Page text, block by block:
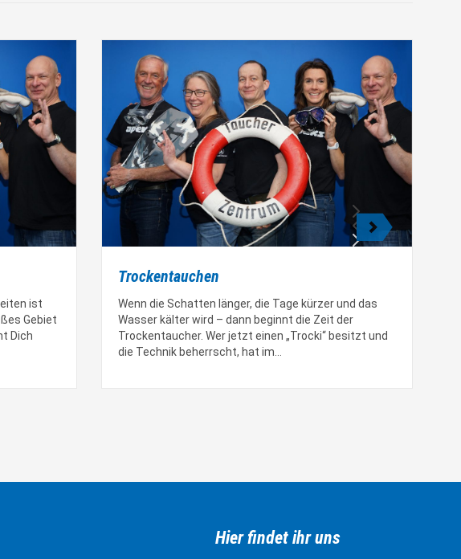
ist
Gebiet
Dich
Trockentauchen
Wenn die Schatten länger, die Tage kürzer und das
Wasser kälter wird – dann beginnt die Zeit der
Trockentaucher. Wer jetzt einen „Trocki“ besitzt und
die Technik beherrscht, hat im…
Hier findet ihr uns